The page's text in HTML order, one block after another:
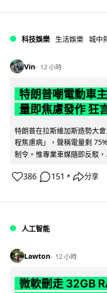
科技娛樂 生活娛樂 城中
Vin 12 小時
特朗普嘲電動車
量即焦慮發作 狂
特朗普在拉斯維加斯造勢大
程焦慮病」，聲稱電量剩
制令。惟專業車媒隨即反駁
386 151 ↗ 分享
人工智能
Lawton 12 小時
微軟刪走 32GB